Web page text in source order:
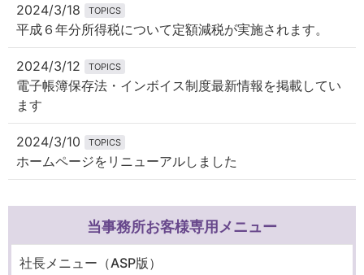
2024/3/18 TOPICS
平成６年分所得税について定額減税が実施されます。
2024/3/12 TOPICS
電子帳簿保存法・インボイス制度最新情報を掲載してい
ます
2024/3/10 TOPICS
ホームページをリニューアルしました
当事務所お客様専用メニュー
社長メニュー（ASP版）